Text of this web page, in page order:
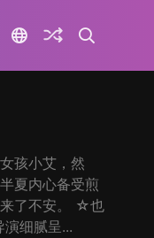
孩小艾，然
夏内心备受煎
来了不安。 ☆也
细腻呈...